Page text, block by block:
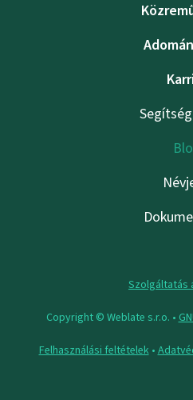
Szolgáltatás
Copyright © Weblate s.r.o. •
Felhasználási feltételek•